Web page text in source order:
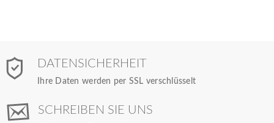
DATENSICHERHEIT
Ihre Daten werden per SSL verschlüsselt
SCHREIBEN SIE UNS